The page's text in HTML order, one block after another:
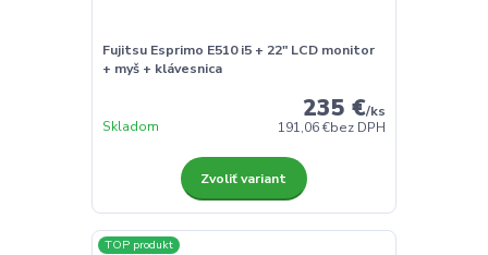
Fujitsu Esprimo E510 i5 + 22" LCD monitor
+ myš + klávesnica
235 €/ks
191,06 €bez DPH
Skladom
Zvoliť variant
TOP produkt